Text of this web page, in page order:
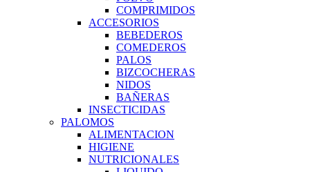
COMPRIMIDOS
ACCESORIOS
BEBEDEROS
COMEDEROS
PALOS
BIZCOCHERAS
NIDOS
BAÑERAS
INSECTICIDAS
PALOMOS
ALIMENTACION
HIGIENE
NUTRICIONALES